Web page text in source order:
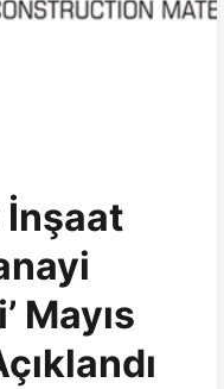
İnşaat
Mayıs